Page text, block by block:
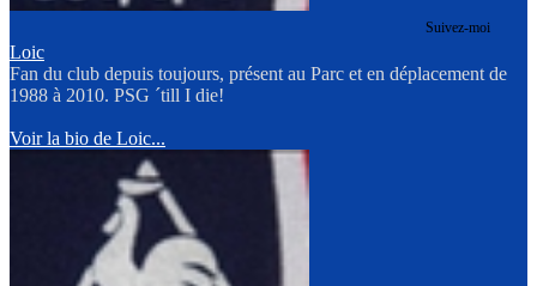
Suivez-moi
Loic
Fan du club depuis toujours, présent au Parc et en déplacement de
1988 à 2010. PSG ´till I die!
Voir la bio de Loic...